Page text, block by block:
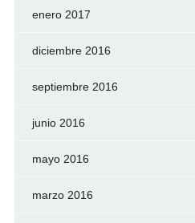
enero 2017
diciembre 2016
septiembre 2016
junio 2016
mayo 2016
marzo 2016